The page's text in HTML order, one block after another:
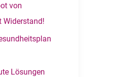
von
Widerstand!
Lösungen